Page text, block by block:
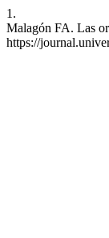
1.
Malagón FA. Las
https://